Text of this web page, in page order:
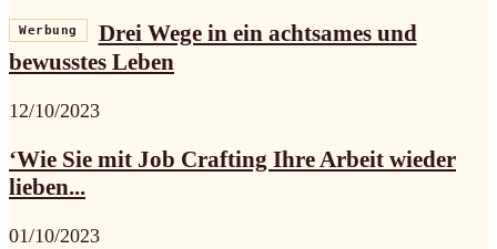
Werbung
Drei Wege in ein achtsames und
bewusstes Leben
12/10/2023
‘Wie Sie mit Job Crafting Ihre Arbeit wieder
lieben...
01/10/2023